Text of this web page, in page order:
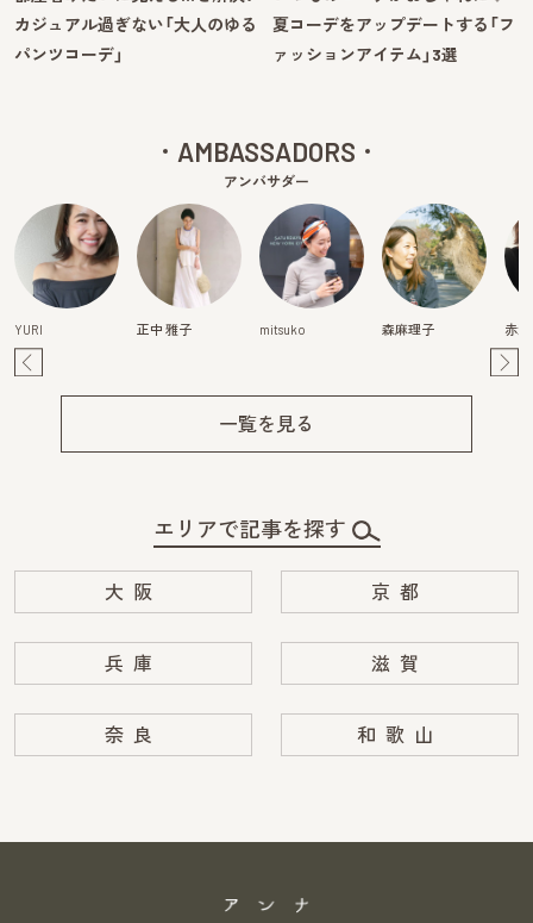
カジュアル過ぎない「大人のゆる
パンツコーデ」
夏コーデをアップデートする「フ
ァッションアイテム」3選
AMBASSADORS
アンバサダー
YURI 正中 雅子 mitsuko 森麻理子 赤
一覧を見る
エリアで記事を探す
大阪 京都
兵庫 滋賀
奈良 和歌山